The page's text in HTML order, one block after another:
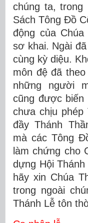
chúng ta, trong
Sách Tông Đồ
động của
sơ khai. Ngài
cùng kỳ diệu.
môn đệ đã
những người
cũng được biến
chưa chịu phép
đầy Thánh
mà các Tông
làm chứng cho
dựng Hội
hãy xin Chúa
trong ngoài
Thánh Lễ tôn